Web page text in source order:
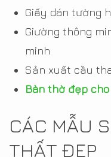
Giấy dán tường
Giường thông
minh
Sản xuất cầu
Bàn thờ đẹp
CÁC MẪU
THẤT ĐẸP